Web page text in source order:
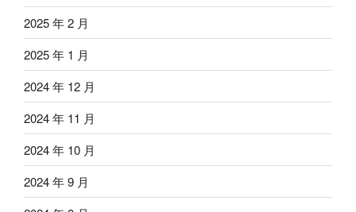
2025 年 2 月
2025 年 1 月
2024 年 12 月
2024 年 11 月
2024 年 10 月
2024 年 9 月